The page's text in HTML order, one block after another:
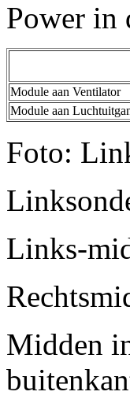
Power in
Module aan Ventilator
Module aan
Foto:
Links-
Midden